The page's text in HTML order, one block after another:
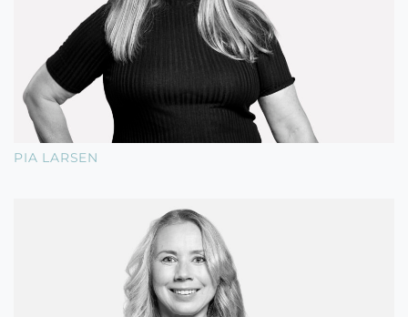
PIA LARSEN